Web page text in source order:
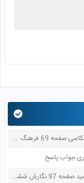
یکی از هنرمندان معاصر مورد علاقه خود را در هر رشته ای به جز عکاسی صفحه 69 فرهنگ و هنر نهم
جواب پاسخ
یکی از حکایت هایی را که تا به حال شنیده اید به زبان ساده بنویسید صفحه 97 نگارش ششم دبستان